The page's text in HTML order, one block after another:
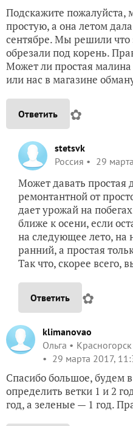
Подскажите пожалуйста,
простую, а она летом
сентябре. Мы решили что
обрезали под корень.
Может ли простая малина
или нас в магазине
Ответить ✿
stetsvk
Россия
29
Может давать простая
ремонтантной от
дает урожай на
ближе к осени, если
на следующее лето, на
ранний, а простая
Так что, скорее всего,
Ответить ✿
klimanovao
Ольга
Красногорск
29 марта 2017,
Спасибо большое, будем
определить ветки 1 и 2
год, а зеленые — 1 год.